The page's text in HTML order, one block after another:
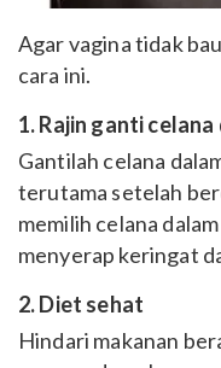
Agar vagina tidak
cara ini.
1. Rajin ganti celana
Gantilah celana
terutama setelah
memilih celana
menyerap keringat
2. Diet sehat
Hindari makanan